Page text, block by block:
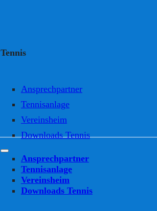
Tennis
Ansprechpartner
Tennisanlage
Vereinsheim
Downloads Tennis
Ansprechpartner
Tennisanlage
Vereinsheim
Downloads Tennis